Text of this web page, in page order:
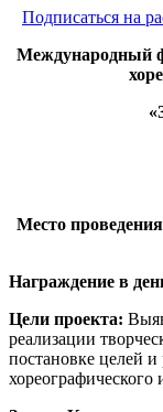
Подписаться на
Международный
Место
Награждение в
Цели проекта:
реализации
постановке целей и
хореографического